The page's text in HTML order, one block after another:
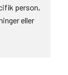
person,
eller